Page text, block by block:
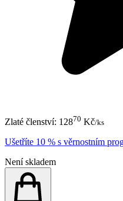
Zlaté členství: 12870 Kč/ks
Ušetříte 10 % s věrnostním
Není skladem